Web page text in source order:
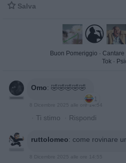
 Salva
Buon Pomeriggio · Cantare
Tok ·
Omo: 🤣🤣🤣🤣🤣
1
8 Dicembre 2025 alle ore 14:54
· Ti stimo · Rispondi
ruttolomeo: come rovinare
8 Dicembre 2025 alle ore 14:55